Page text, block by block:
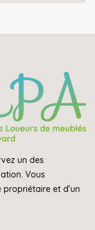
un des
Vous
et d’un